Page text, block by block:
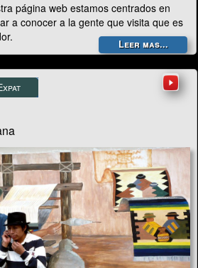
página web estamos centrados en
a conocer a la gente que visita que es
Leer mas...